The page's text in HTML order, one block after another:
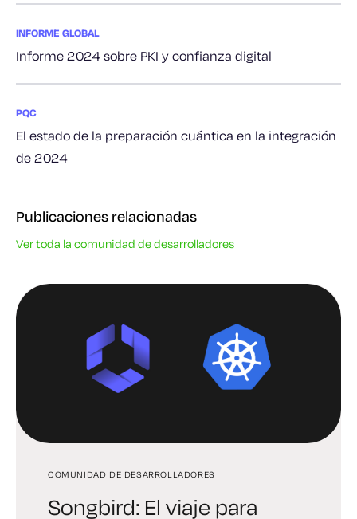
INFORME GLOBAL
Informe 2024 sobre PKI y confianza digital
PQC
El estado de la preparación cuántica en la integración
de 2024
Publicaciones relacionadas
Ver toda la comunidad de desarrolladores
COMUNIDAD DE DESARROLLADORES
Songbird: El viaje para
COMUNIDAD DE DESARROLLADORES
Conclusiones del evento
COMUNIDAD DE DESARROLLADORES
Sopesando los pros y los